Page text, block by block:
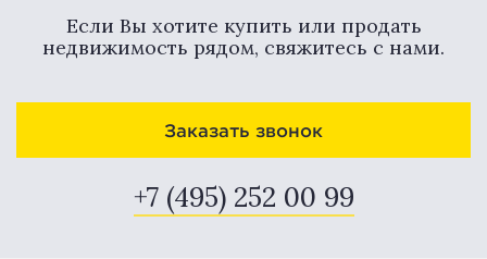
Если Вы хотите купить или продать
недвижимость рядом, свяжитесь с нами.
Заказать звонок
+7 (495) 252 00 99